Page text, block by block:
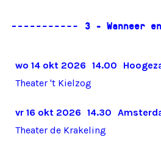
wo 14 okt 2026 14.00
Theater 't Kielzog
vr 16 okt 2026 14.30
Theater de Krakeling